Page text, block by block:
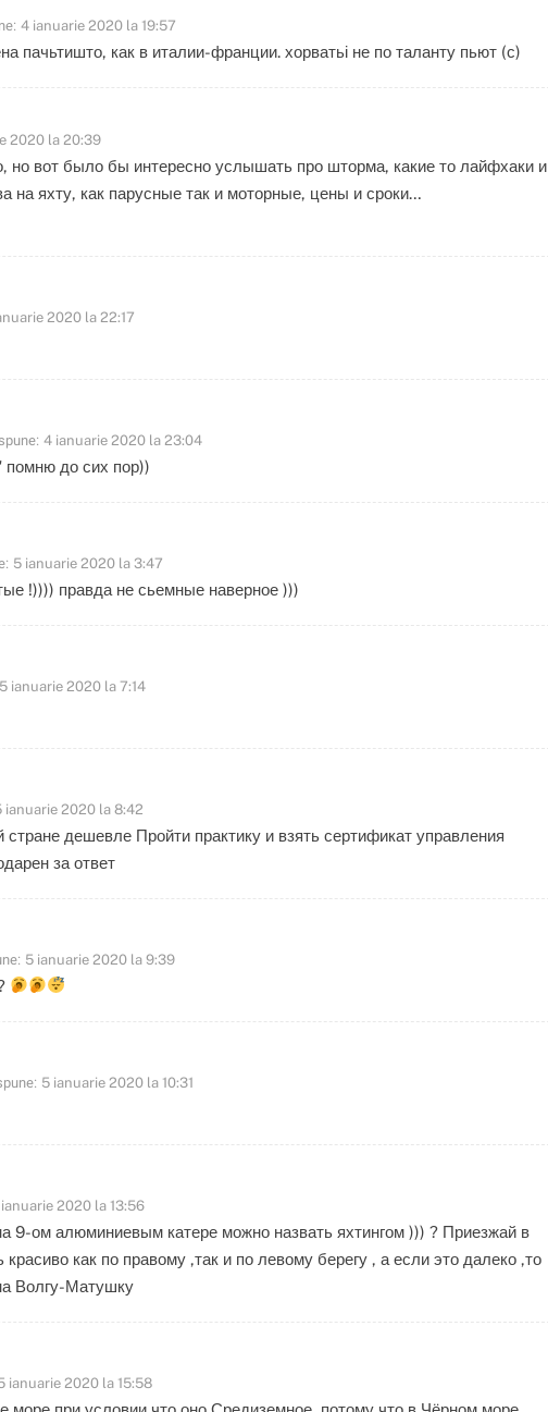
4 ianuarie 2020 la 19:57
пачьтишто, как в италии-франции. хорватьі не по таланту пьют (с)
2020 la 20:39
но вот было бы интересно услышать про шторма, какие то лайфхаки и
на яхту, как парусные так и моторные, цены и сроки…
2020 la 22:17
4 ianuarie 2020 la 23:04
помню до сих пор))
5 ianuarie 2020 la 3:47
!)))) правда не сьемные наверное )))
5 ianuarie 2020 la 7:14
ianuarie 2020 la 8:42
стране дешевле Пройти практику и взять сертификат управления
за ответ
5 ianuarie 2020 la 9:39
5 ianuarie 2020 la 10:31
2020 la 13:56
9-ом алюминиевым катере можно назвать яхтингом ))) ? Приезжай в
красиво как по правому ,так и по левому берегу , а если это далеко ,то
Волгу-Матушку
ianuarie 2020 la 15:58